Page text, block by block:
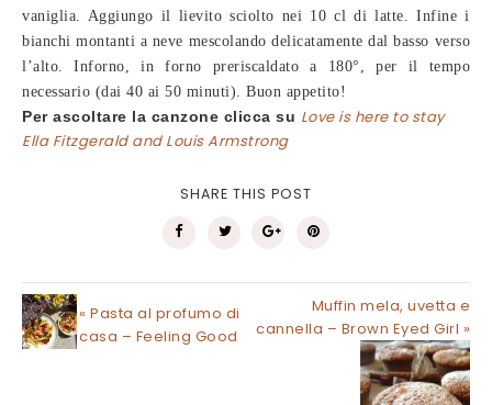
vaniglia. Aggiungo il lievito sciolto nei 10 cl di latte. Infine i
bianchi montanti a neve mescolando delicatamente dal basso verso
l’alto. Inforno, in forno preriscaldato a 180°, per il tempo
necessario (dai 40 ai 50 minuti). Buon appetito!
Per ascoltare la canzone clicca su Love is here to stay
Ella Fitzgerald and Louis Armstrong
SHARE THIS POST
Muffin mela, uvetta e
cannella – Brown Eyed Girl »
« Pasta al profumo di
casa – Feeling Good